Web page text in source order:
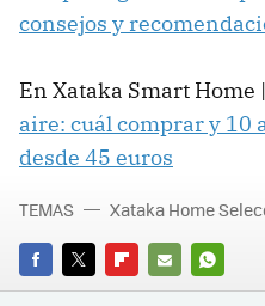
consejos y
En Xataka Smart Home |
aire: cuál comprar y 10
desde 45 euros
FACEBOOK
TWITTERFLIPBOARD
E-
TEMAS Xataka Home